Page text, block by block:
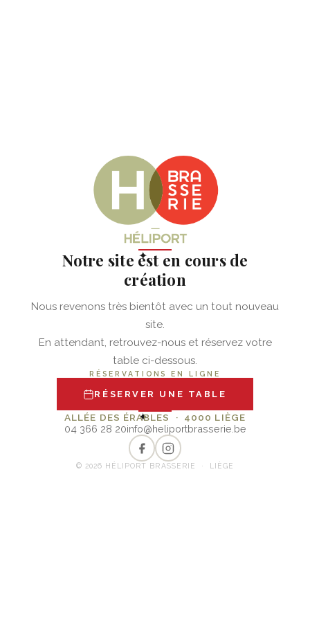
✦
Notre site est en cours de
création
Nous revenons très bientôt avec un tout nouveau
site.
En attendant, retrouvez-nous et réservez votre
table ci-dessous.
RÉSERVATIONS EN LIGNE
RÉSERVER UNE TABLE
✦
ALLÉE DES ÉRABLES · 4000 LIÈGE
04 366 28 20info@heliportbrasserie.be
© 2026 HÉLIPORT BRASSERIE · LIÈGE